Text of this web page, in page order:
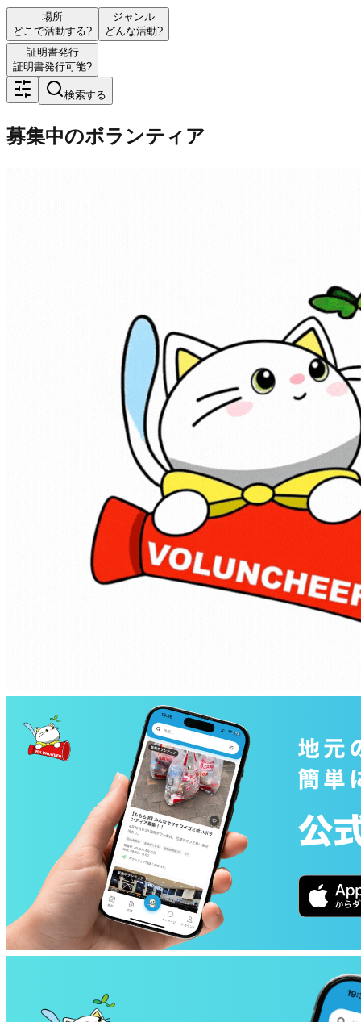
場所
どこで活動する?
ジャンル
どんな活動?
証明書発行
証明書発行可能?
検索する
募集中のボランティア